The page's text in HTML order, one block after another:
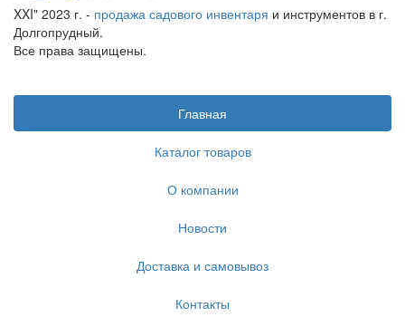
XXI" 2023 г. - продажа садового инвентаря и инструментов в г.
Долгопрудный.
Все права защищены.
Главная
Каталог товаров
О компании
Новости
Доставка и самовывоз
Контакты